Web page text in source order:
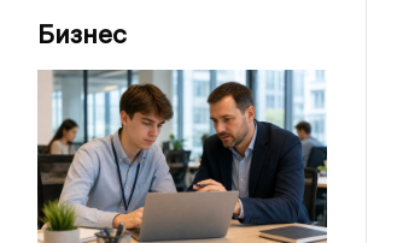
Бизнес